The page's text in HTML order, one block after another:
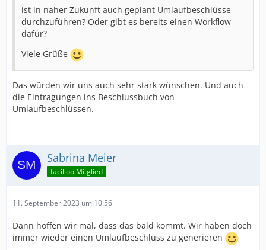
ist in naher Zukunft auch geplant Umlaufbeschlüsse
durchzuführen? Oder gibt es bereits einen Workflow
dafür?
Viele Grüße
Das würden wir uns auch sehr stark wünschen. Und auch
die Eintragungen ins Beschlussbuch von
Umlaufbeschlüssen.
Sabrina Meier
facilioo Mitglied
11. September 2023 um 10:56
Dann hoffen wir mal, dass das bald kommt. Wir haben doch
immer wieder einen Umlaufbeschluss zu generieren